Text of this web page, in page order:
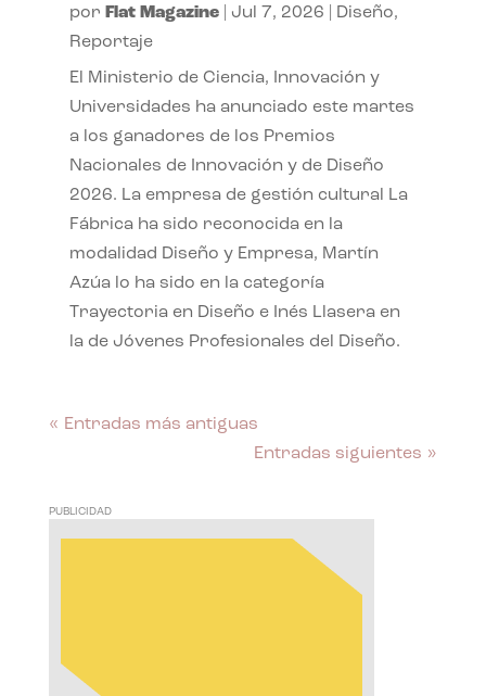
por Flat Magazine| Jul 7, 2026 Diseño,
Reportaje
El Ministerio de Ciencia, Innovación y
Universidades ha anunciado este martes
a los ganadores de los Premios
Nacionales de Innovación y de Diseño
2026. La empresa de gestión cultural La
Fábrica ha sido reconocida en la
modalidad Diseño y Empresa, Martín
Azúa lo ha sido en la categoría
Trayectoria en Diseño e Inés Llasera en
la de Jóvenes Profesionales del Diseño.
« Entradas más antiguas
Entradas siguientes »
PUBLICIDAD